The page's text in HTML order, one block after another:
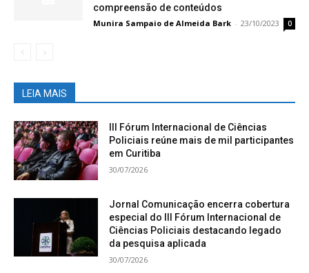
compreensão de conteúdos
Munira Sampaio de Almeida Bark - 23/10/2023 0
LEIA MAIS
III Fórum Internacional de Ciências
Policiais reúne mais de mil participantes
em Curitiba
30/07/2026
Jornal Comunicação encerra cobertura
especial do III Fórum Internacional de
Ciências Policiais destacando legado
da pesquisa aplicada
30/07/2026